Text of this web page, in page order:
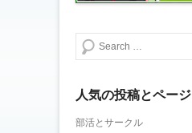
検索する
人気の投稿とページ
部活とサークル